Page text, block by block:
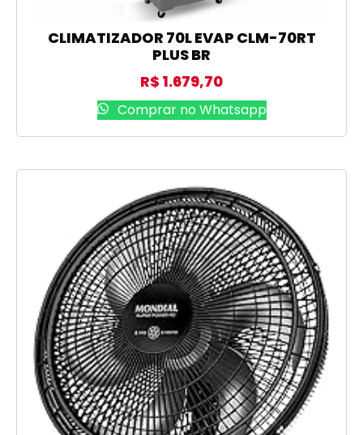
CLIMATIZADOR 70L EVAP CLM-70RT
PLUS BR
R$ 1.679,70
Comprar no Whatsapp